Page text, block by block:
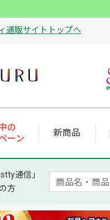
通販サイトトップへ
の
ーン
新商品
通信」
方